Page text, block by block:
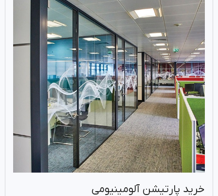
خرید پارتیشن آلومینیومی